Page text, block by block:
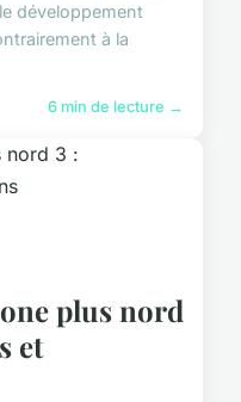
développement
à la
6 min de lecture →
plus nord
et